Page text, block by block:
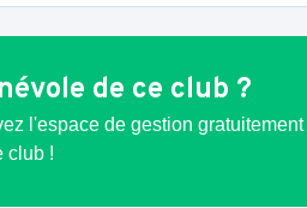
de ce club ?
l'espace de gestion gratuitement
club !